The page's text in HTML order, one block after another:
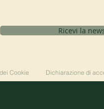
Ricevi la
Cookie Dichiarazione di